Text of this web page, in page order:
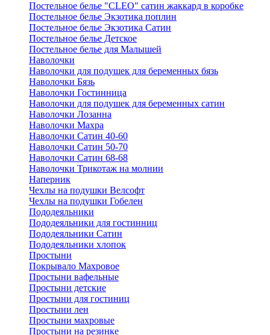
Постельное белье "CLEO" сатин жаккард в коробке
Постельное белье Экзотика поплин
Постельное белье Экзотика Сатин
Постельное белье Детское
Постельное белье для Малышей
Наволочки
Наволочки для подушек для беременных бязь
Наволочки Бязь
Наволочки Гостинница
Наволочки для подушек для беременных сатин
Наволочки Лозанна
Наволочки Махра
Наволочки Сатин 40-60
Наволочки Сатин 50-70
Наволочки Сатин 68-68
Наволочки Трикотаж на молнии
Наперник
Чехлы на подушки Велсофт
Чехлы на подушки Гобелен
Пододеяльники
Пододеяльники для гостинниц
Пододеяльники Сатин
Пододеяльники хлопок
Простыни
Покрывало Махровое
Простыни вафельные
Простыни детские
Простыни для гостиниц
Простыни лен
Простыни махровые
Простыни на резинке